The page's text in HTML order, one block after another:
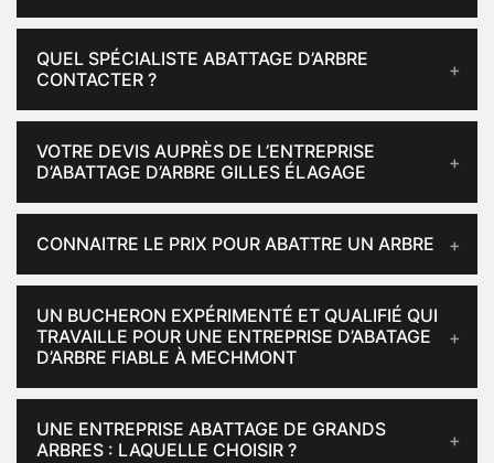
QUEL SPÉCIALISTE ABATTAGE D’ARBRE
CONTACTER ?
VOTRE DEVIS AUPRÈS DE L’ENTREPRISE
D’ABATTAGE D’ARBRE GILLES ÉLAGAGE
CONNAITRE LE PRIX POUR ABATTRE UN ARBRE
UN BUCHERON EXPÉRIMENTÉ ET QUALIFIÉ QUI
TRAVAILLE POUR UNE ENTREPRISE D’ABATAGE
D’ARBRE FIABLE À MECHMONT
UNE ENTREPRISE ABATTAGE DE GRANDS
ARBRES : LAQUELLE CHOISIR ?